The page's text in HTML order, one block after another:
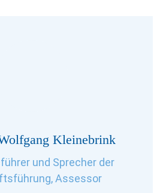
Kleinebrink
und Sprecher der
Assessor